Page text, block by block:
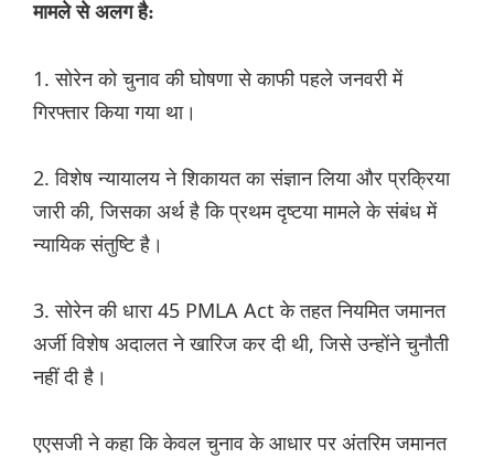
मामले से अलग है:
1. सोरेन को चुनाव की घोषणा से काफी पहले जनवरी में
गिरफ्तार किया गया था।
2. विशेष न्यायालय ने शिकायत का संज्ञान लिया और प्रक्रिया
जारी की, जिसका अर्थ है कि प्रथम दृष्टया मामले के संबंध में
न्यायिक संतुष्टि है।
3. सोरेन की धारा 45 PMLA Act के तहत नियमित जमानत
अर्जी विशेष अदालत ने खारिज कर दी थी, जिसे उन्होंने चुनौती
नहीं दी है।
एएसजी ने कहा कि केवल चुनाव के आधार पर अंतरिम जमानत